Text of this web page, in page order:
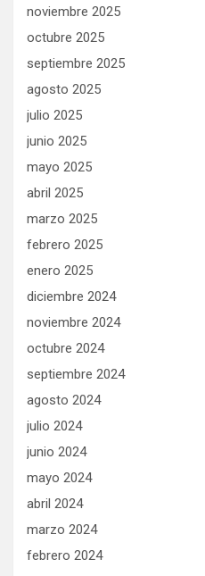
noviembre 2025
octubre 2025
septiembre 2025
agosto 2025
julio 2025
junio 2025
mayo 2025
abril 2025
marzo 2025
febrero 2025
enero 2025
diciembre 2024
noviembre 2024
octubre 2024
septiembre 2024
agosto 2024
julio 2024
junio 2024
mayo 2024
abril 2024
marzo 2024
febrero 2024